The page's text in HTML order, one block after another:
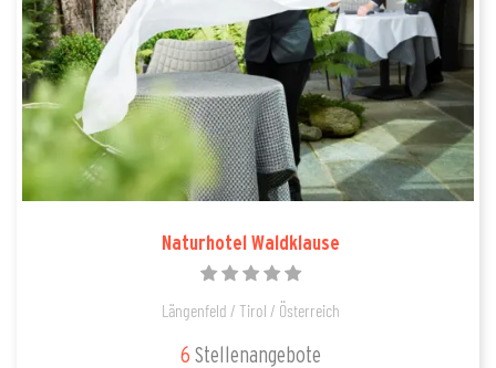
Naturhotel Waldklause
Längenfeld / Tirol / Österreich
6 Stellenangebote